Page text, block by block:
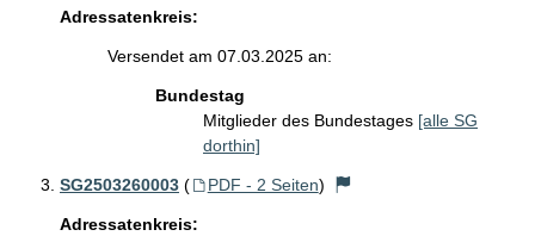
Adressatenkreis:
Versendet am 07.03.2025 an:
Bundestag
Mitglieder des Bundestages [alle SG
dorthin]
SG2503260003 ( PDF - 2 Seiten)
Adressatenkreis: